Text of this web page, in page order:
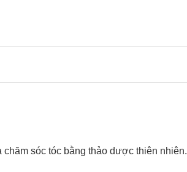
sóc tóc bằng thảo dược thiên nhiên.